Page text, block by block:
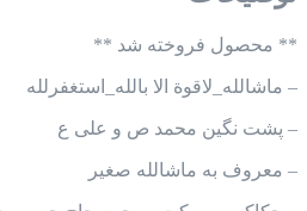
** محصول فروخته شد **
– ماشالله_لاقوة الا بالله_استغفرلله
– پشت نگین محمد ص و علی ع
– معروف به ماشالله صغیر